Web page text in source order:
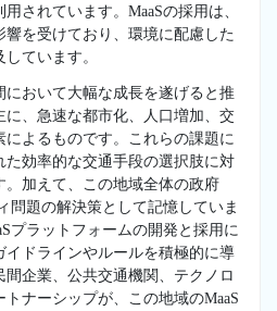
されています。MaaSの採用は、
を受けており、環境に配慮した
ています。
おいて大幅な成長を遂げると推
に、急速な都市化、人口増加、交
よるものです。これらの課題に
た効率的な交通手段の選択肢に対
加えて、この地域全体の政府
問題の解決策として記憶していま
プラットフォームの開発と採用に
イドラインやルールを積極的に導
間企業、公共交通機関、テクノロ
ナーシップが、この地域のMaaS